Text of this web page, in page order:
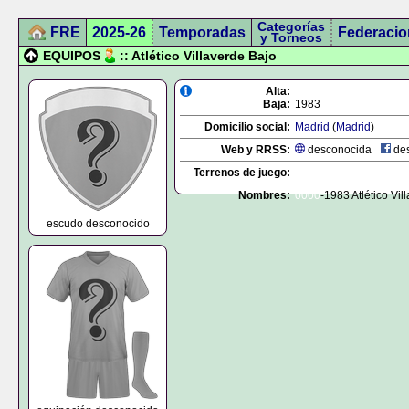
FRE 2025-26 Temporadas Categorías
y Torneos
EQUIPOS :: Atlético Villaverde Bajo
escudo desconocido
Alta:
Baja: 1983
Domicilio social: Madrid (Madrid)
Web y RRSS:
desconocida
Terrenos de juego:
Nombres: 0000-1983 Atlético